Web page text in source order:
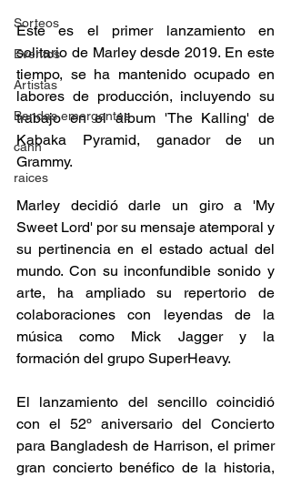
Sorteos
Eventos
Artistas
Bandas emergentes
cann
raices
Este es el primer lanzamiento en
solitario de Marley desde 2019. En este
tiempo, se ha mantenido ocupado en
labores de producción, incluyendo su
trabajo en el álbum 'The Kalling' de
Kabaka Pyramid, ganador de un
Grammy.
Marley decidió darle un giro a 'My
Sweet Lord' por su mensaje atemporal y
su pertinencia en el estado actual del
mundo. Con su inconfundible sonido y
arte, ha ampliado su repertorio de
colaboraciones con leyendas de la
música como Mick Jagger y la
formación del grupo SuperHeavy.
El lanzamiento del sencillo coincidió
con el 52º aniversario del Concierto
para Bangladesh de Harrison, el primer
gran concierto benéfico de la historia,